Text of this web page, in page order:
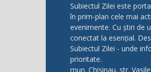
Subiectul Zilei este
în prim-plan cele mai
evenimente. Cu știri de
conectat la esențial.
Subiectul Zilei - unde
prioritate.
mun. Chisinau. str.